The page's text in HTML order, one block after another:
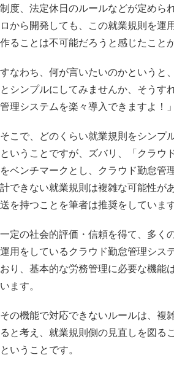
制度、法定休日のルールなどが定めら
ロから開発しても、この就業規則を運
作ることは不可能だろうと感じたこと
すなわち、何が言いたいのかというと、
とシンプルにしてみませんか、そうす
管理システムを楽々導入できますよ！
そこで、どのくらい就業規則をシンプ
ということですが、ズバリ、「クラウ
をベンチマークとし、クラウド勤怠管
計できない就業規則は複雑な可能性が
送を持つことを筆者は推奨をしています
一定の社会的評価・信頼を得て、多く
運用をしているクラウド勤怠管理シス
おり、基本的な労務管理に必要な機能
います。
その機能で対応できないルールは、複
ると考え、就業規則側の見直しを図る
ということです。